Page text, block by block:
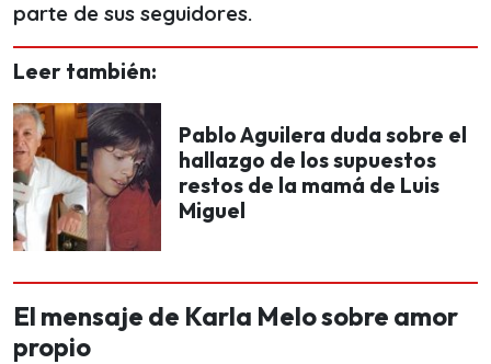
parte de sus seguidores.
Leer también:
Pablo Aguilera duda sobre el
hallazgo de los supuestos
restos de la mamá de Luis
Miguel
El mensaje de Karla Melo sobre amor
propio